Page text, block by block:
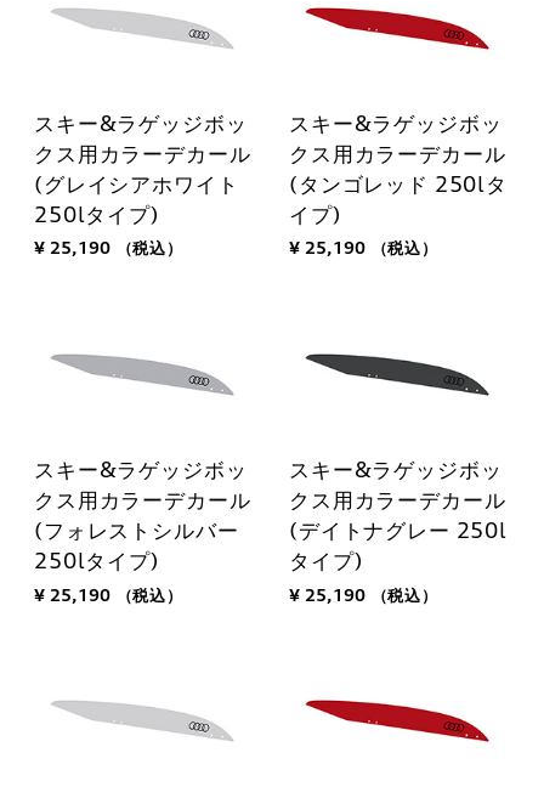
スキー&ラゲッジボッ
クス用カラーデカール
(グレイシアホワイト
250lタイプ)
¥ 25,190 （税込）
スキー&ラゲッジボッ
クス用カラーデカール
(タンゴレッド 250lタ
イプ)
¥ 25,190 （税込）
スキー&ラゲッジボッ
クス用カラーデカール
(フォレストシルバー
250lタイプ)
¥ 25,190 （税込）
スキー&ラゲッジボッ
クス用カラーデカール
(デイトナグレー 250l
タイプ)
¥ 25,190 （税込）